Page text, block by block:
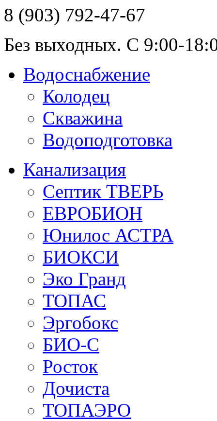
8 (903) 792-47-67
Без выходных. С 9:00-
Водоснабжение
Колодец
Скважина
Водоподготовка
Канализация
Септик ТВЕРЬ
ЕВРОБИОН
Юнилос АСТРА
БИОКСИ
Эко Гранд
ТОПАС
Эргобокс
БИО-С
Росток
Дочиста
ТОПАЭРО